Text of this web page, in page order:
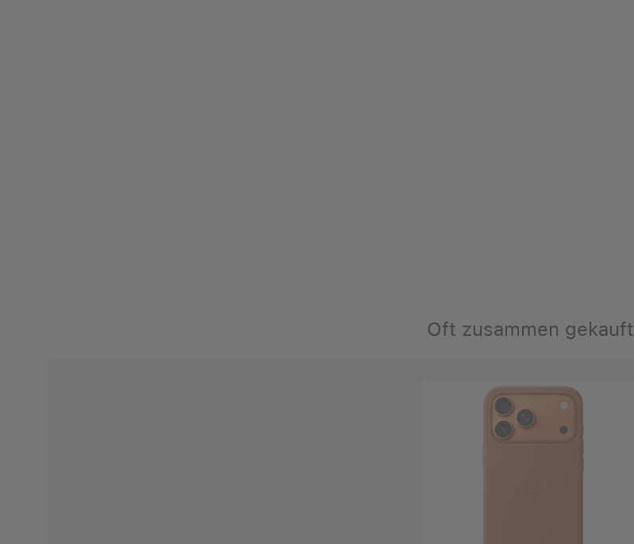
Oft zusammen gekauft